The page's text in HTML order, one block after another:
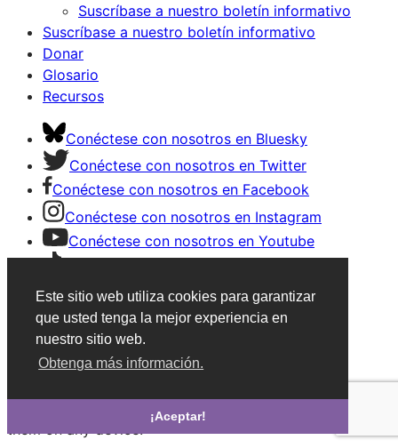
Este sitio web utiliza cookies para garantizar
que usted tenga la mejor experiencia en
nuestro sitio web.
Obtenga más información.
¡Aceptar!
Suscríbase a nuestro boletín informativo
Suscríbase a nuestro boletín informativo
Donar
Glosario
Recursos
Conéctese con nosotros en Bluesky
Conéctese con nosotros en Twitter
Conéctese con nosotros en Facebook
Conéctese con nosotros en Instagram
Conéctese con nosotros en Youtube
Conéctese con nosotros en LinkedIn
Save Articles with an account
After signing in, you can save articles and easily revisit